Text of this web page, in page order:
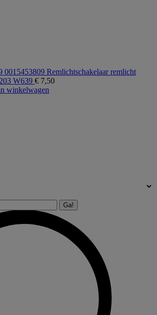
0015453809 Remlichtschakelaar remlicht
W639 € 7,50
winkelwagen